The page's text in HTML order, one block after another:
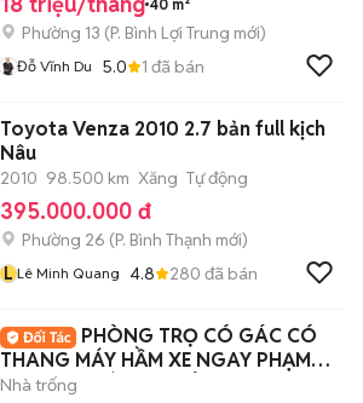
40 m²
Phường 13 (P. Bình Lợi Trung mới)
Đỗ Vĩnh Du 5.0 1 đã bán
Toyota Venza 2010 2.7 bản full kịch
Nâu
2010 98.500 km Xăng Tự động
395.000.000 đ
Phường 26 (P. Bình Thạnh mới)
L Lê Minh Quang 4.8 280 đã bán
PHÒNG TRỌ CÓ GÁC CÓ
THANG MÁY HẦM XE NGAY PHẠM
VĂN HAI GIÁ SINH VIÊN
Nhà trống